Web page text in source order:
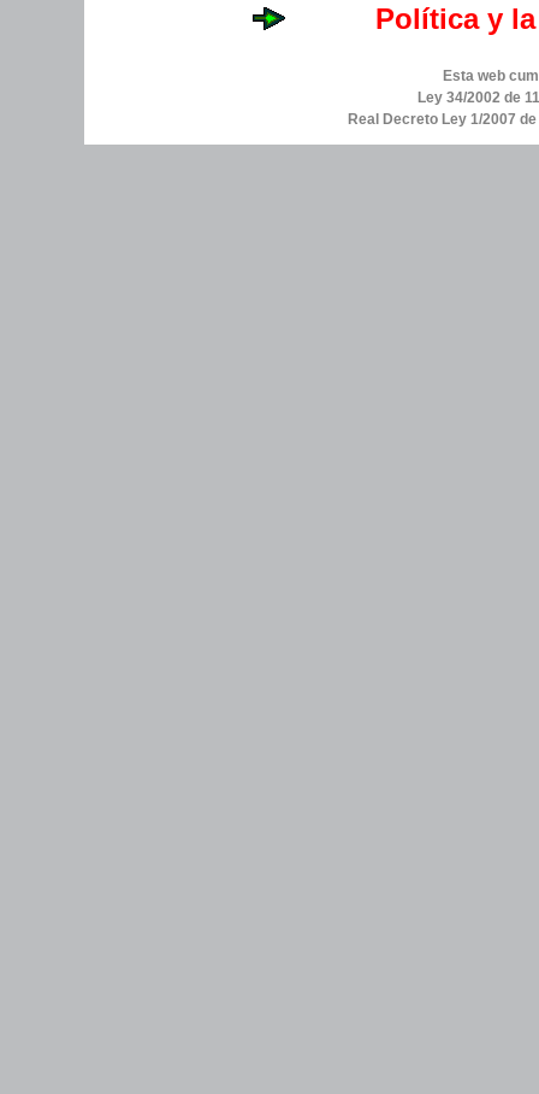
Política y
Esta web
Ley 34/2002 de
Real Decreto Ley 1/2007